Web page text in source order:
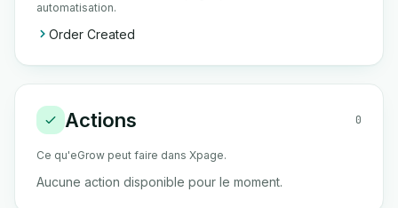
automatisation.
Order Created
Actions 0
Ce qu'eGrow peut faire dans Xpage.
Aucune action disponible pour le moment.